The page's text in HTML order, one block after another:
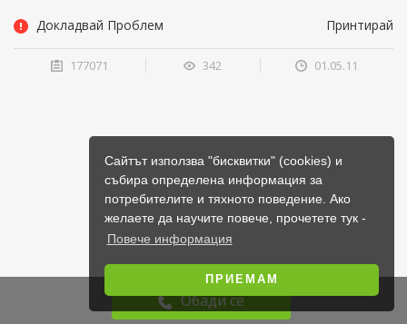
Сайтът използва "бисквитки" (cookies) и
събира определена информация за
потребителите и тяхното поведение. Ако
желаете да научите повече, прочетете тук -
Повече информация
ПРИЕМАМ
Обади се
Докладвай Проблем Принтирай
177071 342 01.05.11